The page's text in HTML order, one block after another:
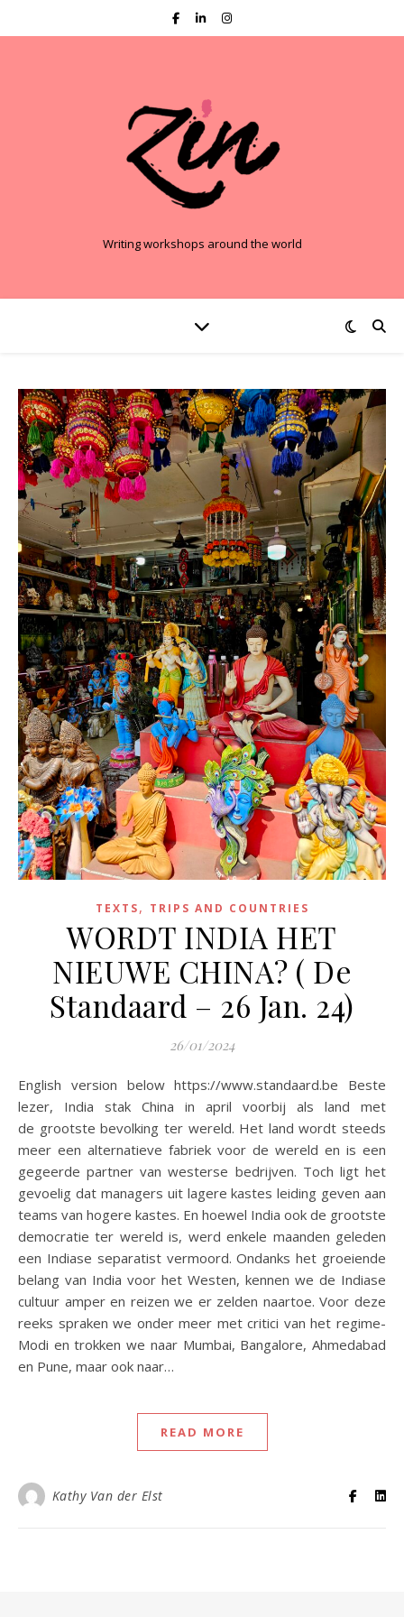
Writing workshops around the world
TEXTS, TRIPS AND COUNTRIES
WORDT INDIA HET
NIEUWE CHINA? ( De
Standaard – 26 Jan. 24)
26/01/2024
English version below https://www.standaard.be Beste
lezer, India stak China in april voorbij als land met
de grootste bevolking ter wereld. Het land wordt steeds
meer een alternatieve fabriek voor de wereld en is een
gegeerde partner van westerse bedrijven. Toch ligt het
gevoelig dat managers uit lagere kastes leiding geven aan
teams van hogere kastes. En hoewel India ook de grootste
democratie ter wereld is, werd enkele maanden geleden
een Indiase separatist vermoord. Ondanks het groeiende
belang van India voor het Westen, kennen we de Indiase
cultuur amper en reizen we er zelden naartoe. Voor deze
reeks spraken we onder meer met critici van het regime-
Modi en trokken we naar Mumbai, Bangalore, Ahmedabad
en Pune, maar ook naar…
READ MORE
Kathy Van der Elst